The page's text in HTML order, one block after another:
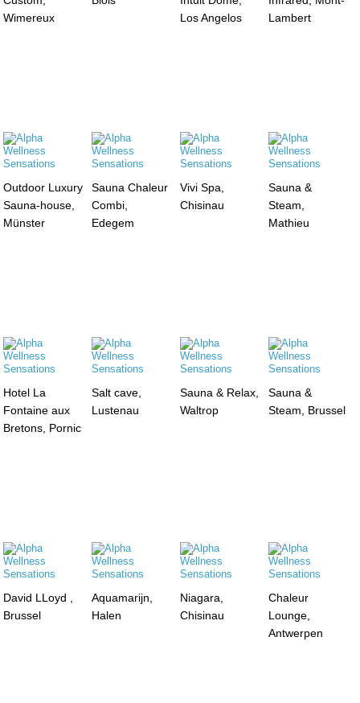
Wimereux
Los Angelos
Lambert
Outdoor Luxury
Sauna-house,
Münster
Sauna Chaleur
Combi,
Edegem
Vivi Spa,
Chisinau
Sauna &
Steam,
Mathieu
Hotel La
Fontaine aux
Bretons, Pornic
Salt cave,
Lustenau
Sauna & Relax,
Waltrop
Sauna &
Steam, Brussel
David LLoyd ,
Brussel
Aquamarijn,
Halen
Niagara,
Chisinau
Chaleur
Lounge,
Antwerpen